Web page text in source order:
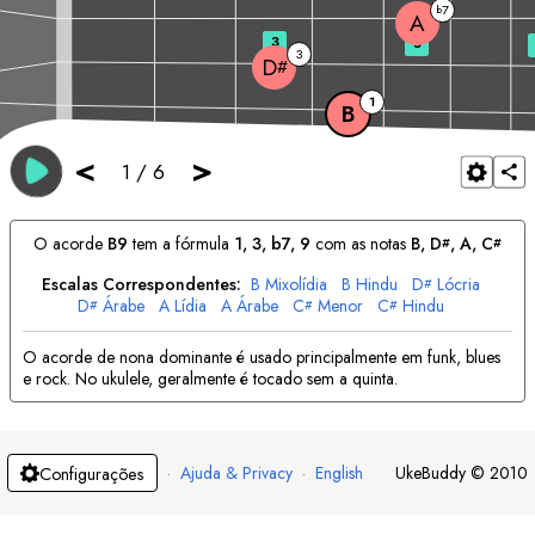
< 1 / 6 >
B 1
D# 3
A b7
3 5
O acorde B9 tem a fórmula 1, 3, b7, 9 com as notas B, D#, A, C#
Escalas Correspondentes: B Mixolídia B Hindu D# Lócria
D# Árabe A Lídia A Árabe C# Menor C# Hindu
O acorde de nona dominante é usado principalmente em funk, blues
e rock. No ukulele, geralmente é tocado sem a quinta.
Configurações · Ajuda & Privacy · English UkeBuddy © 2010